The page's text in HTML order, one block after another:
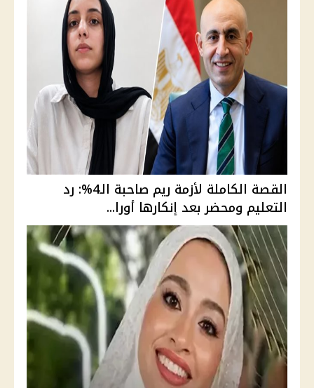
القصة الكاملة لأزمة ريم صاحبة الـ4%: رد
التعليم ومحضر بعد إنكارها أورا...